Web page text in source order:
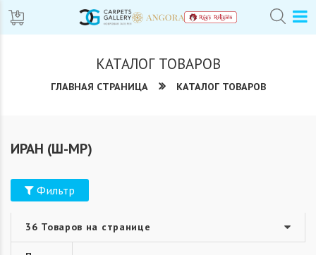
КАТАЛОГ ТОВАРОВ
ГЛАВНАЯ СТРАНИЦА КАТАЛОГ ТОВАРОВ
ИРАН (Ш-МР)
Фильтр